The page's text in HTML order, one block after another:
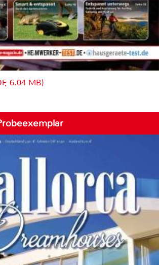
6.04 MB)